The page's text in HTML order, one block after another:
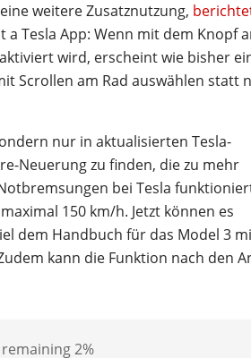
weitere Zusatznutzung,
Tesla App: Wenn mit dem Knopf
wird, erscheint wie bisher
Scrollen am Rad auswählen statt
nur in aktualisierten Tesla-
Neuerung zu finden, die zu mehr
bei Tesla
150 km/h. Jetzt können es
dem Handbuch für das Model 3
kann die Funktion nach den
2%